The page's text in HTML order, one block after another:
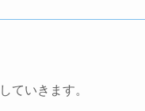
していきます。